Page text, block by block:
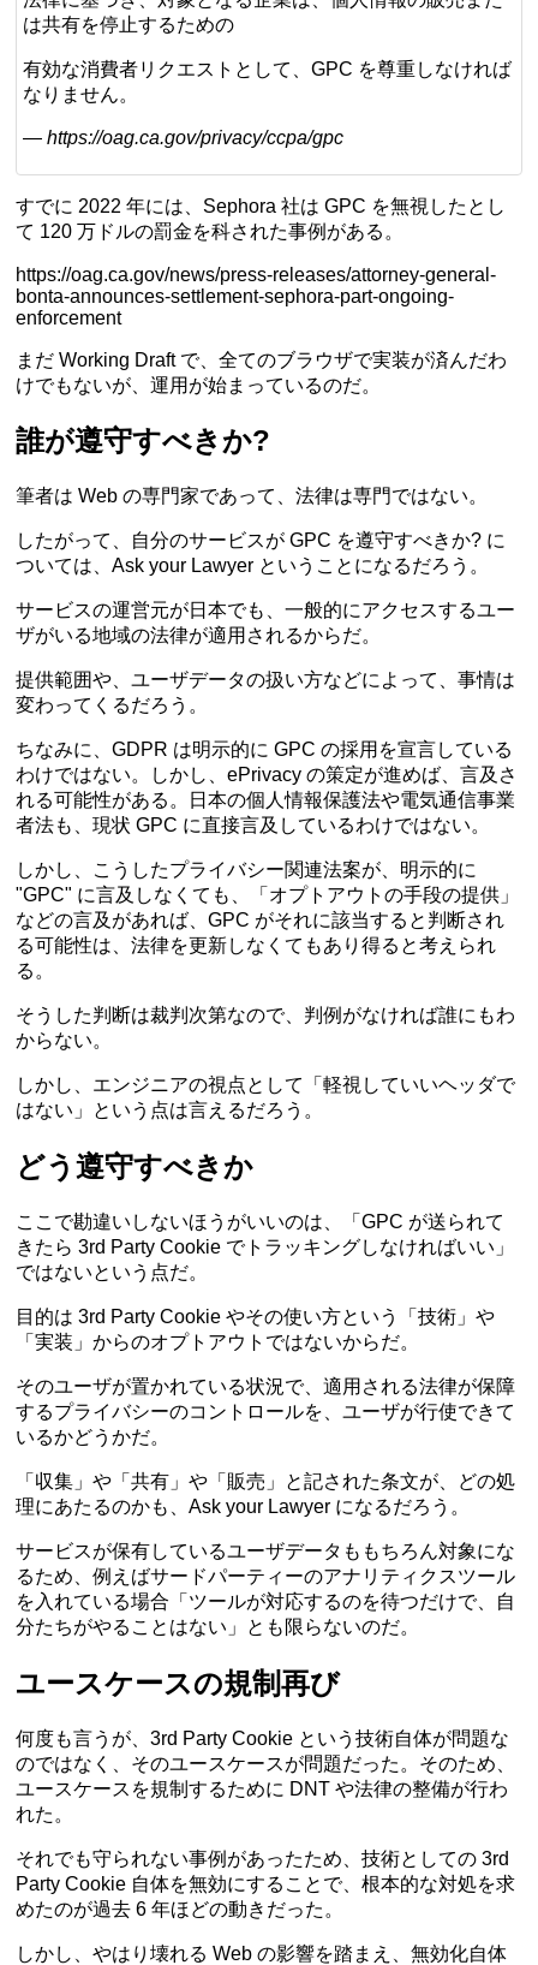
は共有を停止するための
有効な消費者リクエストとして、GPC を尊重しなければ
なりません。
— https://oag.ca.gov/privacy/ccpa/gpc
すでに 2022 年には、Sephora 社は GPC を無視したとし
て 120 万ドルの罰金を科された事例がある。
https://oag.ca.gov/news/press-releases/attorney-general-
bonta-announces-settlement-sephora-part-ongoing-
enforcement
まだ Working Draft で、全てのブラウザで実装が済んだわ
けでもないが、運用が始まっているのだ。
誰が遵守すべきか?
筆者は Web の専門家であって、法律は専門ではない。
したがって、自分のサービスが GPC を遵守すべきか? に
ついては、Ask your Lawyer ということになるだろう。
サービスの運営元が日本でも、一般的にアクセスするユー
ザがいる地域の法律が適用されるからだ。
提供範囲や、ユーザデータの扱い方などによって、事情は
変わってくるだろう。
ちなみに、GDPR は明示的に GPC の採用を宣言している
わけではない。しかし、ePrivacy の策定が進めば、言及さ
れる可能性がある。日本の個人情報保護法や電気通信事業
者法も、現状 GPC に直接言及しているわけではない。
しかし、こうしたプライバシー関連法案が、明示的に
"GPC" に言及しなくても、「オプトアウトの手段の提供」
などの言及があれば、GPC がそれに該当すると判断され
る可能性は、法律を更新しなくてもあり得ると考えられ
る。
そうした判断は裁判次第なので、判例がなければ誰にもわ
からない。
しかし、エンジニアの視点として「軽視していいヘッダで
はない」という点は言えるだろう。
どう遵守すべきか
ここで勘違いしないほうがいいのは、「GPC が送られて
きたら 3rd Party Cookie でトラッキングしなければいい」
ではないという点だ。
目的は 3rd Party Cookie やその使い方という「技術」や
「実装」からのオプトアウトではないからだ。
そのユーザが置かれている状況で、適用される法律が保障
するプライバシーのコントロールを、ユーザが行使できて
いるかどうかだ。
「収集」や「共有」や「販売」と記された条文が、どの処
理にあたるのかも、Ask your Lawyer になるだろう。
サービスが保有しているユーザデータももちろん対象にな
るため、例えばサードパーティーのアナリティクスツール
を入れている場合「ツールが対応するのを待つだけで、自
分たちがやることはない」とも限らないのだ。
ユースケースの規制再び
何度も言うが、3rd Party Cookie という技術自体が問題な
のではなく、そのユースケースが問題だった。そのため、
ユースケースを規制するために DNT や法律の整備が行わ
れた。
それでも守られない事例があったため、技術としての 3rd
Party Cookie 自体を無効にすることで、根本的な対処を求
めたのが過去 6 年ほどの動きだった。
しかし、やはり壊れる Web の影響を踏まえ、無効化自体